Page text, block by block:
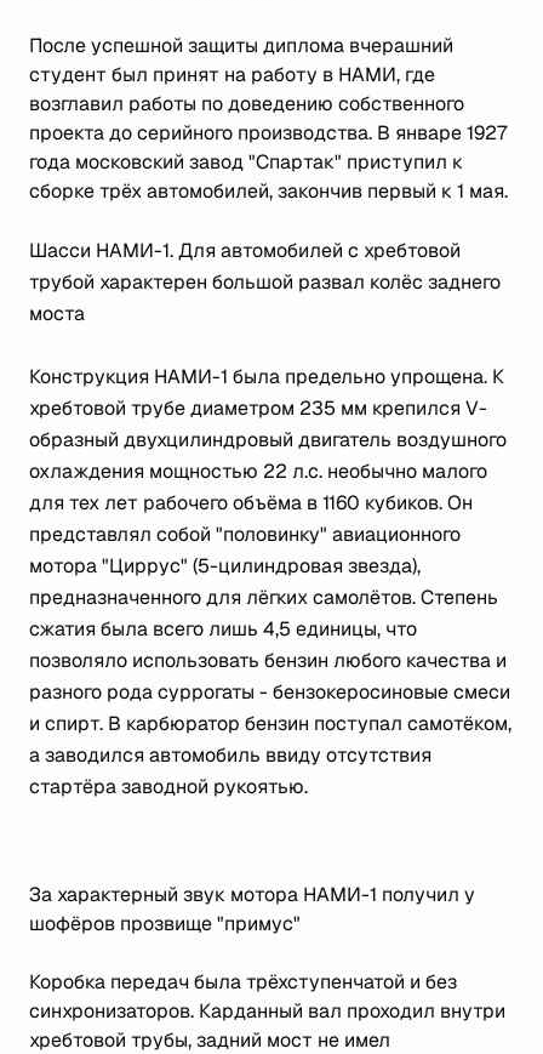
После успешной защиты диплома вчерашний
студент был принят на работу в НАМИ, где
возглавил работы по доведению собственного
проекта до серийного производства. В январе 1927
года московский завод "Спартак" приступил к
сборке трёх автомобилей, закончив первый к 1 мая.
Шасси НАМИ-1. Для автомобилей с хребтовой
трубой характерен большой развал колёс заднего
моста
Конструкция НАМИ-1 была предельно упрощена. К
хребтовой трубе диаметром 235 мм крепился V-
образный двухцилиндровый двигатель воздушного
охлаждения мощностью 22 л.с. необычно малого
для тех лет рабочего объёма в 1160 кубиков. Он
представлял собой "половинку" авиационного
мотора "Циррус" (5-цилиндровая звезда),
предназначенного для лёгких самолётов. Степень
сжатия была всего лишь 4,5 единицы, что
позволяло использовать бензин любого качества и
разного рода суррогаты - бензокеросиновые смеси
и спирт. В карбюратор бензин поступал самотёком,
а заводился автомобиль ввиду отсутствия
стартёра заводной рукоятью.
За характерный звук мотора НАМИ-1 получил у
шофёров прозвище "примус"
Коробка передач была трёхступенчатой и без
синхронизаторов. Карданный вал проходил внутри
хребтовой трубы, задний мост не имел